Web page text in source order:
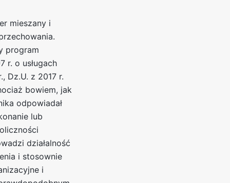
mieszany i
program
r. o usługach
Dz.U. z 2017 r.
bowiem, jak
odpowiadał
lub
działalność
i stosownie
i